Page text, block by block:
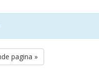
pagina »